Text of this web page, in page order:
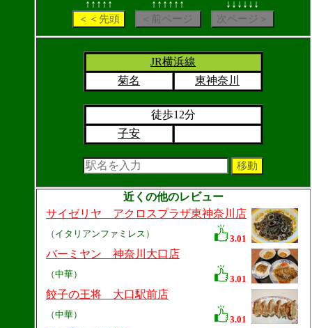
↑↑↑↑↑ ↑↑↑↑↑↑ ↓↓↓↓↓↓
JR横浜線
菊名
東神奈川
徒歩12分
子安
近くの他のレビュー
サイゼリヤ アクロスプラザ東神奈川店
（イタリアンファミレス） 3.01
バーミヤン 神奈川大口店
（中華） 3.01
餃子の王将 大口駅前店
（中華） 3.01